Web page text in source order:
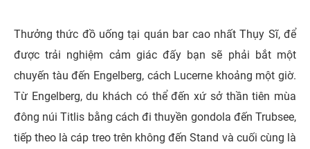
Thưởng thức đồ uống tại quán bar cao nhất Thụy Sĩ, để
được trải nghiệm cảm giác đấy bạn sẽ phải bắt một
chuyến tàu đến Engelberg, cách Lucerne khoảng một giờ.
Từ Engelberg, du khách có thể đến xứ sở thần tiên mùa
đông núi Titlis bằng cách đi thuyền gondola đến Trubsee,
tiếp theo là cáp treo trên không đến Stand và cuối cùng là